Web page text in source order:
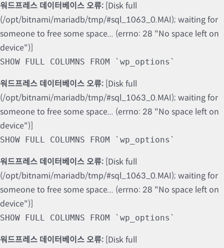
워드프레스 데이터베이스 오류: [Disk full
(/opt/bitnami/mariadb/tmp/#sql_1063_0.MAI); waiting for
someone to free some space... (errno: 28 "No space left on
device")]
SHOW FULL COLUMNS FROM `wp_options`
워드프레스 데이터베이스 오류: [Disk full
(/opt/bitnami/mariadb/tmp/#sql_1063_0.MAI); waiting for
someone to free some space... (errno: 28 "No space left on
device")]
SHOW FULL COLUMNS FROM `wp_options`
워드프레스 데이터베이스 오류: [Disk full
(/opt/bitnami/mariadb/tmp/#sql_1063_0.MAI); waiting for
someone to free some space... (errno: 28 "No space left on
device")]
SHOW FULL COLUMNS FROM `wp_options`
워드프레스 데이터베이스 오류: [Disk full